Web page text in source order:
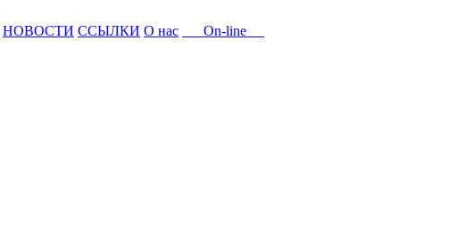
НОВОСТИ ССЫЛКИ О нас On-line